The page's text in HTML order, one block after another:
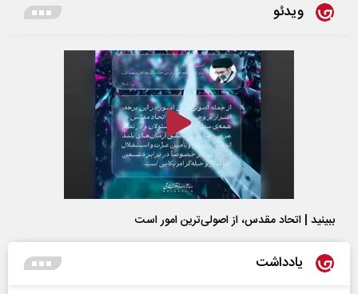
ویدئو
ببینید | اتحاد مقدس، از اصولی‌ترین امور است
یادداشت